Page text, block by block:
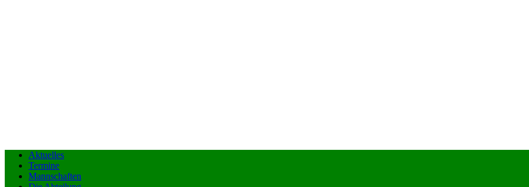
Aktuelles
Termine
Mannschaften